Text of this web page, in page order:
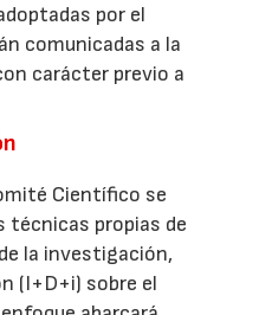
por el
comunicadas a la
carácter previo a
Científico se
técnicas propias de
la investigación,
(I+D+i) sobre el